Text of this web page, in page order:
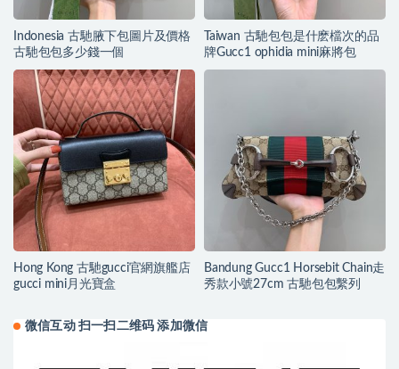
Indonesia 古馳腋下包圖片及價格
古馳包包多少錢一個
Taiwan 古馳包包是什麽檔次的品
牌Gucc1 ophidia mini麻將包
Hong Kong 古馳gucci官網旗艦店
gucci mini月光寶盒
Bandung Gucc1 Horsebit Chain走
秀款小號27cm 古馳包包繫列
微信互动 扫一扫二维码 添加微信